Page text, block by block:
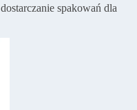
spakowań dla